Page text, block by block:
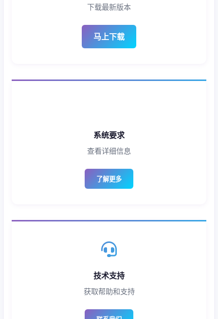
下载最新版本
马上下载
系统要求
查看详细信息
了解更多
技术支持
获取帮助和支持